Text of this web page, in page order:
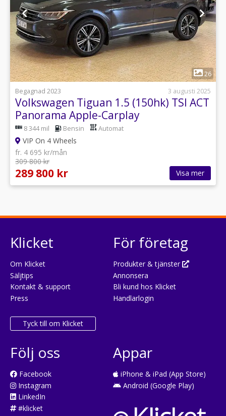
1
26
Begagnad 2023
3 augusti 2025
Volkswagen Tiguan 1.5 (150hk) TSI ACT
Panorama Apple-Carplay
8 344 mil Bensin Automat
VIP On 4 Wheels
fr. 4 695 kr/mån
309 800 kr
289 800 kr Visa mer
Klicket
Om Klicket
Säljtips
Kontakt & support
Press
Tyck till om Klicket
För företag
Produkter & tjänster
Annonsera
Bli kund hos Klicket
Handlarlogin
Följ oss
Facebook
Instagram
LinkedIn
#klicket
Appar
iPhone & iPad (App Store)
Android (Google Play)